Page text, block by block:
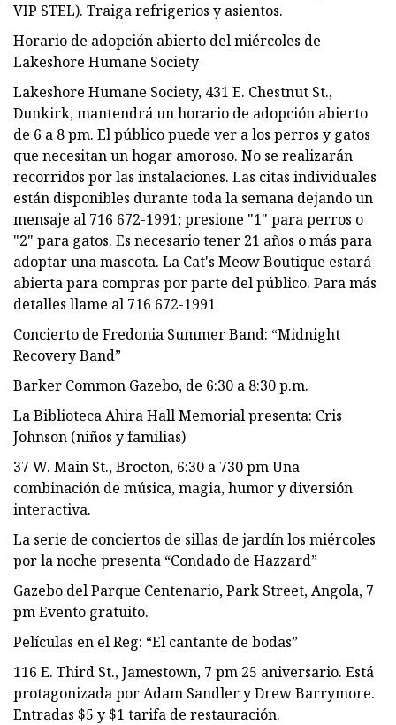
VIP STEL). Traiga refrigerios y asientos.
Horario de adopción abierto del miércoles de
Lakeshore Humane Society
Lakeshore Humane Society, 431 E. Chestnut St.,
Dunkirk, mantendrá un horario de adopción abierto
de 6 a 8 pm. El público puede ver a los perros y gatos
que necesitan un hogar amoroso. No se realizarán
recorridos por las instalaciones. Las citas individuales
están disponibles durante toda la semana dejando un
mensaje al 716 672-1991; presione "1" para perros o
"2" para gatos. Es necesario tener 21 años o más para
adoptar una mascota. La Cat's Meow Boutique estará
abierta para compras por parte del público. Para más
detalles llame al 716 672-1991
Concierto de Fredonia Summer Band: “Midnight
Recovery Band”
Barker Common Gazebo, de 6:30 a 8:30 p.m.
La Biblioteca Ahira Hall Memorial presenta: Cris
Johnson (niños y familias)
37 W. Main St., Brocton, 6:30 a 730 pm Una
combinación de música, magia, humor y diversión
interactiva.
La serie de conciertos de sillas de jardín los miércoles
por la noche presenta “Condado de Hazzard”
Gazebo del Parque Centenario, Park Street, Angola, 7
pm Evento gratuito.
Películas en el Reg: “El cantante de bodas”
116 E. Third St., Jamestown, 7 pm 25 aniversario. Está
protagonizada por Adam Sandler y Drew Barrymore.
Entradas $5 y $1 tarifa de restauración.